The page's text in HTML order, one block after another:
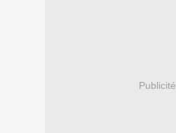
Publicité